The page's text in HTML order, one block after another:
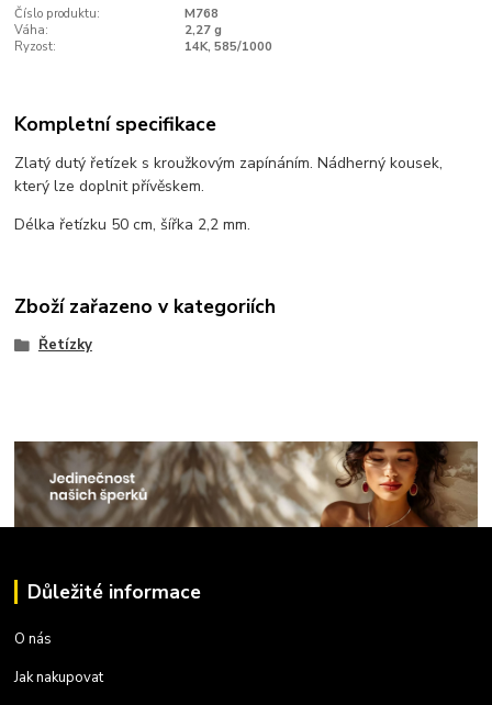
Číslo produktu:
M768
Váha:
2,27 g
Ryzost:
14K, 585/1000
Kompletní specifikace
Zlatý dutý řetízek s kroužkovým zapínáním. Nádherný kousek,
který lze doplnit přívěskem.
Délka řetízku 50 cm, šířka 2,2 mm.
Zboží zařazeno v kategoriích
Řetízky
Důležité informace
O nás
Jak nakupovat